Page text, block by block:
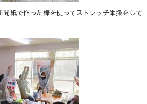
聞紙で作った棒を使ってストレッチ体操をして